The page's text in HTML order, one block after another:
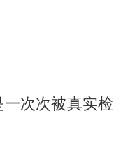
次次被真实检